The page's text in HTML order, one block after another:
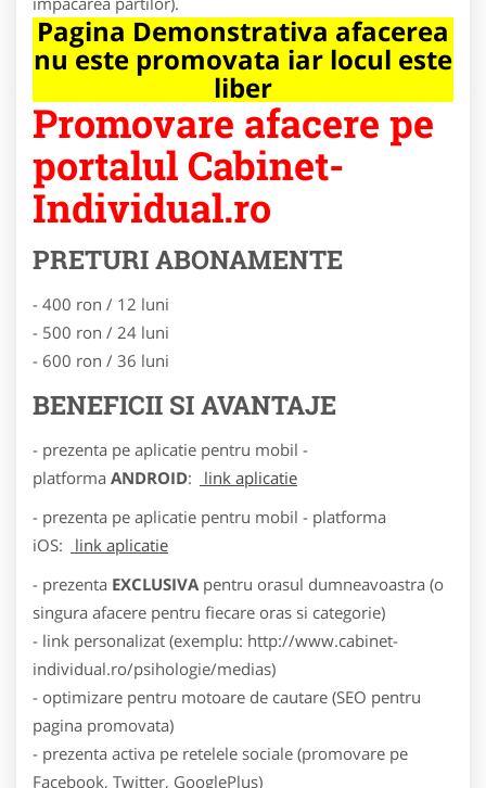
Pagina Demonstrativa afacerea
nu este promovata iar locul este
liber
Promovare afacere pe
portalul Cabinet-
Individual.ro
PRETURI ABONAMENTE
- 400 ron / 12 luni
- 500 ron / 24 luni
- 600 ron / 36 luni
BENEFICII SI AVANTAJE
- prezenta pe aplicatie pentru mobil -
platforma ANDROID:
link aplicatie
- prezenta pe aplicatie pentru mobil - platforma
iOS:
link aplicatie
- prezenta EXCLUSIVA pentru orasul dumneavoastra (o
singura afacere pentru fiecare oras si categorie)
- link personalizat (exemplu: http://www.cabinet-
individual.ro/psihologie/medias)
- optimizare pentru motoare de cautare (SEO pentru
pagina promovata)
- prezenta activa pe retelele sociale (promovare pe
Facebook, Twitter, GooglePlus)